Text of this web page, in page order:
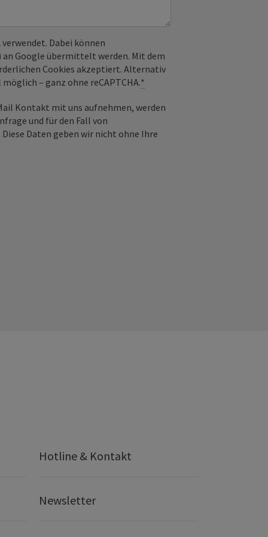
Dabei können
an Google übermittelt werden. Mit dem
Cookies akzeptiert. Alternativ
– ganz ohne reCAPTCHA.*
Kontakt mit uns aufnehmen, werden
und für den Fall von
Daten geben wir nicht ohne Ihre
Hotline & Kontakt
Newsletter